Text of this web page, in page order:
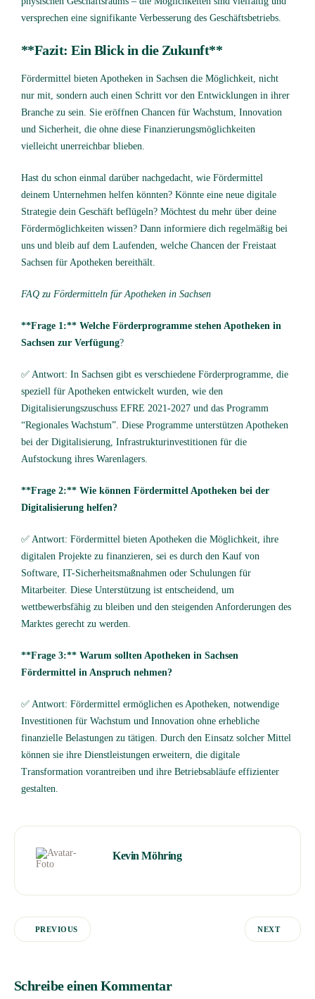
versprechen eine signifikante Verbesserung des Geschäftsbetriebs.
**Fazit: Ein Blick in die Zukunft**
Fördermittel bieten Apotheken in Sachsen die Möglichkeit, nicht
nur mit, sondern auch einen Schritt vor den Entwicklungen in ihrer
Branche zu sein. Sie eröffnen Chancen für Wachstum, Innovation
und Sicherheit, die ohne diese Finanzierungsmöglichkeiten
vielleicht unerreichbar blieben.
Hast du schon einmal darüber nachgedacht, wie Fördermittel
deinem Unternehmen helfen könnten? Könnte eine neue digitale
Strategie dein Geschäft beflügeln? Möchtest du mehr über deine
Fördermöglichkeiten wissen? Dann informiere dich regelmäßig bei
uns und bleib auf dem Laufenden, welche Chancen der Freistaat
Sachsen für Apotheken bereithält.
FAQ zu Fördermitteln für Apotheken in Sachsen
**Frage 1:** Welche Förderprogramme stehen Apotheken in
Sachsen zur Verfügung?
✅ Antwort: In Sachsen gibt es verschiedene Förderprogramme, die
speziell für Apotheken entwickelt wurden, wie den
Digitalisierungszuschuss EFRE 2021-2027 und das Programm
“Regionales Wachstum”. Diese Programme unterstützen Apotheken
bei der Digitalisierung, Infrastrukturinvestitionen für die
Aufstockung ihres Warenlagers.
**Frage 2:** Wie können Fördermittel Apotheken bei der
Digitalisierung helfen?
✅ Antwort: Fördermittel bieten Apotheken die Möglichkeit, ihre
digitalen Projekte zu finanzieren, sei es durch den Kauf von
Software, IT-Sicherheitsmaßnahmen oder Schulungen für
Mitarbeiter. Diese Unterstützung ist entscheidend, um
wettbewerbsfähig zu bleiben und den steigenden Anforderungen des
Marktes gerecht zu werden.
**Frage 3:** Warum sollten Apotheken in Sachsen
Fördermittel in Anspruch nehmen?
✅ Antwort: Fördermittel ermöglichen es Apotheken, notwendige
Investitionen für Wachstum und Innovation ohne erhebliche
finanzielle Belastungen zu tätigen. Durch den Einsatz solcher Mittel
können sie ihre Dienstleistungen erweitern, die digitale
Transformation vorantreiben und ihre Betriebsabläufe effizienter
gestalten.
Kevin Möhring
PREVIOUS NEXT
Schreibe einen Kommentar